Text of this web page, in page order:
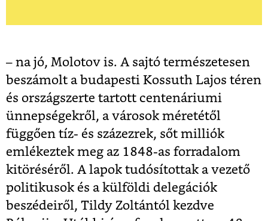
– na jó, Molotov is. A sajtó természetesen
beszámolt a budapesti Kossuth Lajos téren
és országszerte tartott centenáriumi
ünnepségekről, a városok méretétől
függően tíz- és százezrek, sőt milliók
emlékeztek meg az 1848-as forradalom
kitöréséről. A lapok tudósítottak a vezető
politikusok és a külföldi delegációk
beszédeiről, Tildy Zoltántól kezdve